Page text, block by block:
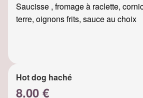
Saucisse , fromage à raclette,
terre, oignons frits, sauce au choix
Hot dog haché
8.00 €